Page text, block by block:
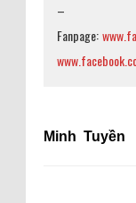
–
Fanpage:
Minh Tuyền